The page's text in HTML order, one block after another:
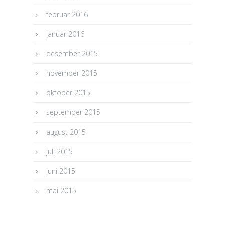
februar 2016
januar 2016
desember 2015
november 2015
oktober 2015
september 2015
august 2015
juli 2015
juni 2015
mai 2015